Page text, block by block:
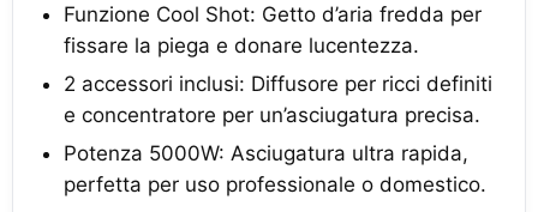
Funzione Cool Shot: Getto d’aria fredda per
fissare la piega e donare lucentezza.
2 accessori inclusi: Diffusore per ricci definiti
e concentratore per un’asciugatura precisa.
Potenza 5000W: Asciugatura ultra rapida,
perfetta per uso professionale o domestico.